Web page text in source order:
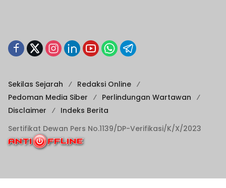
Sekilas Sejarah
Redaksi Online
Pedoman Media Siber
Perlindungan Wartawan
Disclaimer
Indeks Berita
Sertifikat Dewan Pers No.1139/DP-Verifikasi/K/X/2023